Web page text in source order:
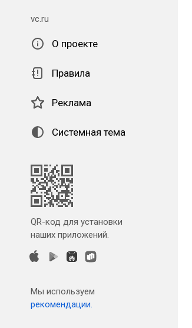
vc.ru
О проекте
Правила
Реклама
Системная тема
QR-код для установки
наших приложений.
Мы используем
рекомендации.